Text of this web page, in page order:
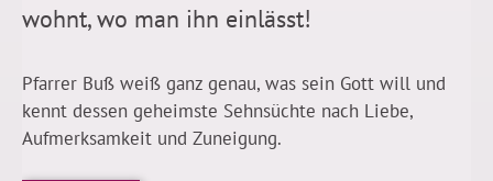
wohnt, wo man ihn einlässt!
Pfarrer Buß weiß ganz genau, was sein Gott will und
kennt dessen geheimste Sehnsüchte nach Liebe,
Aufmerksamkeit und Zuneigung.